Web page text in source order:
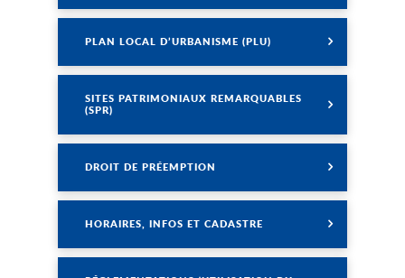
PLAN LOCAL D’URBANISME (PLU)
SITES PATRIMONIAUX REMARQUABLES
(SPR)
DROIT DE PRÉEMPTION
HORAIRES, INFOS ET CADASTRE